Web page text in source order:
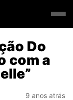
Do
com a
9 anos atrás